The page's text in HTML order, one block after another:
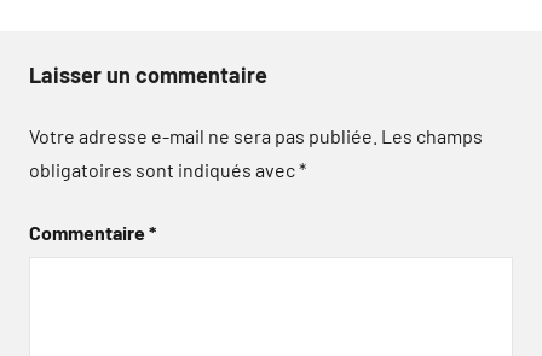
Laisser un commentaire
Votre adresse e-mail ne sera pas publiée. Les champs
obligatoires sont indiqués avec*
Commentaire*